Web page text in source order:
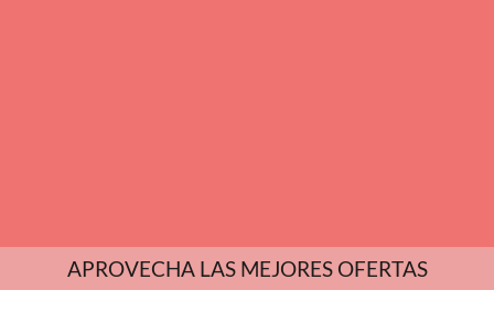
APROVECHA LAS MEJORES OFERTAS